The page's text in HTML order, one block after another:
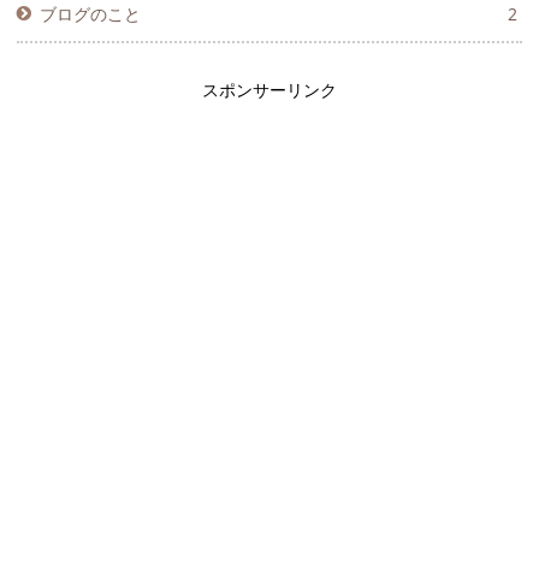
ブログのこと 2
スポンサーリンク